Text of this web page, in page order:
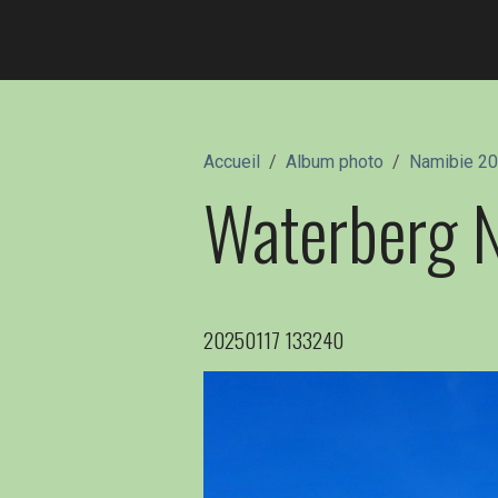
Accueil Album photo Namibie
Waterberg
20250117 133240